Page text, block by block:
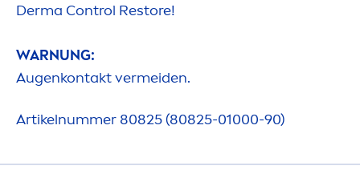
Derma Control Restore!
WARNUNG:
Augenkontakt vermeiden.
Artikelnummer 80825 (80825-01000-90)